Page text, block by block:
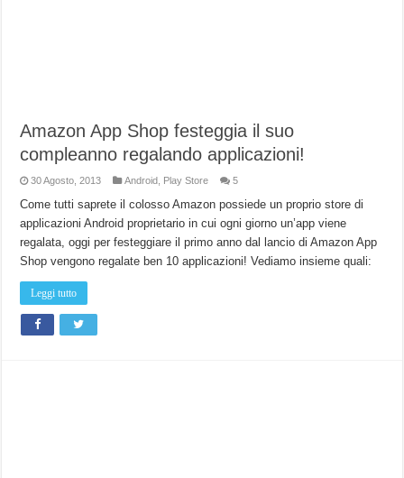
Amazon App Shop festeggia il suo
compleanno regalando applicazioni!
30 Agosto, 2013 Android Play Store 5
Come tutti saprete il colosso Amazon possiede un proprio store di
applicazioni Android proprietario in cui ogni giorno un’app viene
regalata, oggi per festeggiare il primo anno dal lancio di Amazon App
Shop vengono regalate ben 10 applicazioni! Vediamo insieme quali:
Leggi tutto